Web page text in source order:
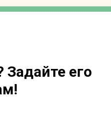
Задайте его